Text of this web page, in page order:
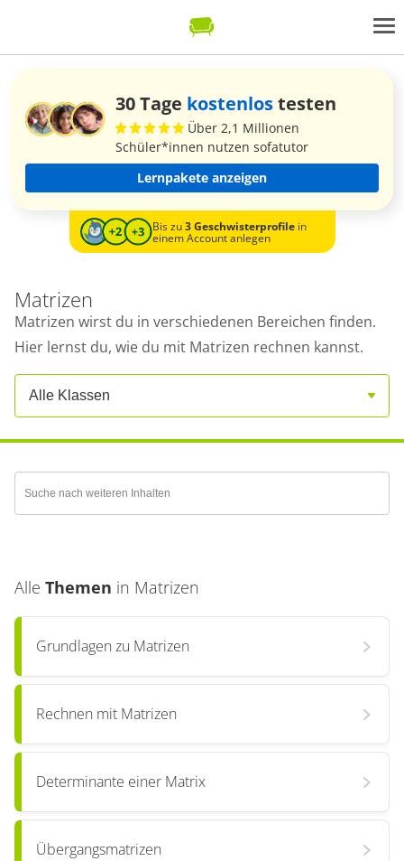
30 Tage kostenlostesten
Über 2,1 Millionen
Schüler*innen nutzen sofatutor
Lernpakete anzeigen
Bis zu3 Geschwisterprofilein
einem Account anlegen
Matrizen
Matrizen wirst du in verschiedenen Bereichen finden.
Hier lernst du, wie du mit Matrizen rechnen kannst.
Alle Klassen
Alle Themen in Matrizen
Grundlagen zu Matrizen
Rechnen mit Matrizen
Determinante einer Matrix
Übergangsmatrizen